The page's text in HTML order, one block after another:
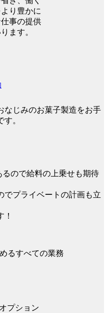
り豊かに
事の提供
ます。
なじみのお菓子製造をお手
。
ので給料の上乗せも期待
でプライベートの計画も立
るすべての業務